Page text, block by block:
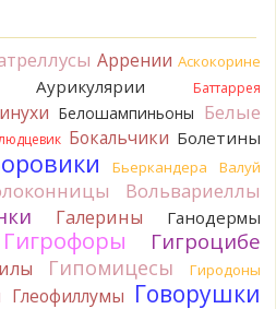
не почувствовал. Супруга
Детям тоже не горький.
нет. Но вот такие
особенности.)Гриб, конечно,
могла бы вырасти...
раз зонтика пестрого там
Аррении Аскокорине
Аурикулярии Баттаррея
Белошампиньоны Белые
Бокальчики Болетины
Бьеркандера Валуй
Вольвариеллы
Галерины Ганодермы
Гигрофоры Гигроцибе
Гипомицесы Гиродоны
Глеофиллумы Говорушки